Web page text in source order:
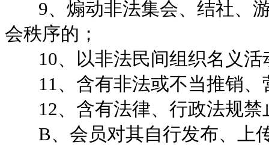
9、煽动非法集会、结社、
会秩序的；
10、以非法民间组织名义活
11、含有非法或不当推销、
12、含有法律、行政法规禁
B、会员对其自行发布、上